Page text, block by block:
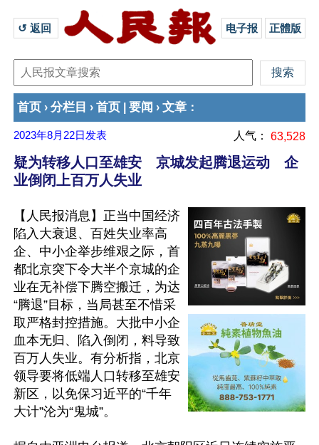
↺ 返回 电子报 正體版
首页 › 分栏目 › 首页 要闻 › 文章 ：
2023年8月22日 发表 人气： 63,528
疑为转移人口至雄安 京城发起腾退运动 企
业倒闭上百万人失业
【人民报消息】正当中国经济
陷入大衰退、百姓失业率高
企、中小企举步维艰之际，首
都北京突下令大半个京城的企
业在无补偿下腾空搬迁，为达
“腾退”目标，当局甚至不惜采
取严格封控措施。大批中小企
血本无归、陷入倒闭，料导致
百万人失业。有分析指，北京
领导要将低端人口转移至雄安
新区，以免保习近平的“千年
大计”沦为“鬼城”。